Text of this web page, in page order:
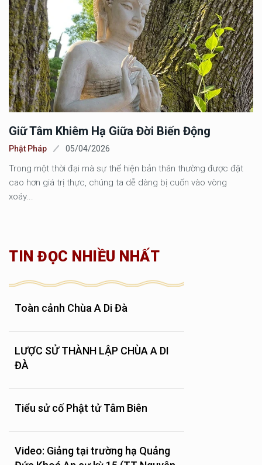
Giữ Tâm Khiêm Hạ Giữa Đời Biến Động
Phật Pháp 05/04/2026
Trong một thời đại mà sự thể hiện bản thân thường được đặt
cao hơn giá trị thực, chúng ta dễ dàng bị cuốn vào vòng
xoáy...
TIN ĐỌC NHIỀU NHẤT
Toàn cảnh Chùa A Di Đà
LƯỢC SỬ THÀNH LẬP CHÙA A DI
ĐÀ
Tiểu sử cố Phật tử Tâm Biên
Video: Giảng tại trường hạ Quảng